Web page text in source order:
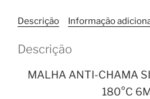
6mm
Metro
quantidade
Descrição Informação
Descrição
MALHA ANTI-CHAMA
180°C